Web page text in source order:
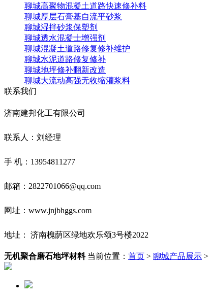
聊城高聚物混凝土道路快速修补料
聊城厚层石膏基自流平砂浆
聊城湿拌砂浆保塑剂
聊城透水混凝士增强剂
聊城混凝土道路修复修补维护
聊城水泥道路修复修补
聊城地坪修补翻新改造
聊城大流动高强无收缩灌浆料
联系我们
济南建邦化工有限公司
联系人：刘经理
手 机：13954811277
邮箱：2822701066@qq.com
网址：www.jnjbhggs.com
地址： 济南槐荫区绿地欢乐颂3号楼2022
无机聚合磨石地坪材料 当前位置： 首页 > 聊城产品展示 >